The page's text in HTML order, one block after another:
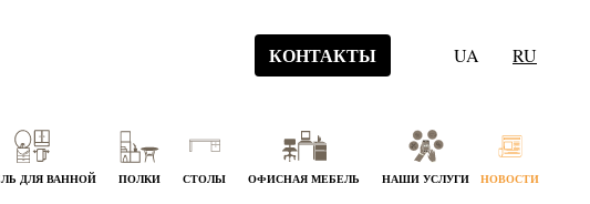
КОНТАКТЫ UA RU
ДЛЯ ВАННОЙ ПОЛКИ СТОЛЫ ОФИСНАЯ МЕБЕЛЬ НАШИ УСЛУГИ НОВОСТИ